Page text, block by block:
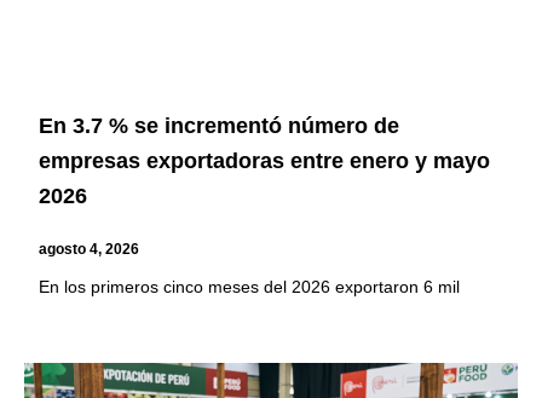
En 3.7 % se incrementó número de
empresas exportadoras entre enero y mayo
2026
agosto 4, 2026
En los primeros cinco meses del 2026 exportaron 6 mil